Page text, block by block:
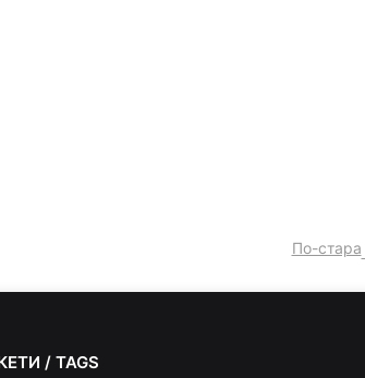
По-стара
/ TAGS